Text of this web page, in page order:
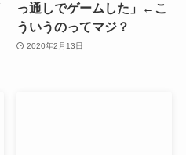
っ通しでゲームした」←こ
ういうのってマジ？
2020年2月13日